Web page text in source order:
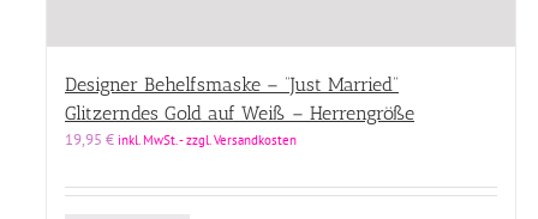
Designer Behelfsmaske – “Just Married”
Glitzerndes Gold auf Weiß – Herrengröße
19,95 € inkl. MwSt. - zzgl. Versandkosten